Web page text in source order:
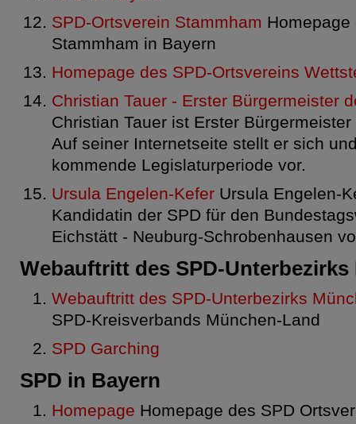
SPD-Ortsverein Stammham Homepage
Stammham in Bayern
Homepage des SPD-Ortsvereins
Christian Tauer - Erster Bürgermeister
Christian Tauer ist Erster
Auf seiner Internetseite stellt er sich
kommende Legislaturperiode vor.
Ursula Engelen-Kefer Ursula Engelen-
Kandidatin der SPD für den
Eichstätt - Neuburg-Schrobenhausen
Webauftritt des SPD-
Webauftritt des SPD-Unterbezirks
SPD-Kreisverbands München-Land
SPD Garching
SPD in Bayern
Homepage Homepage des SPD